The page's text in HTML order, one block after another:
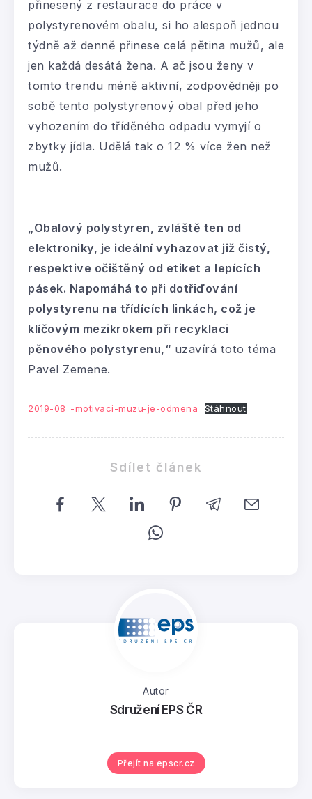
přinesený z restaurace do práce v
polystyrenovém obalu, si ho alespoň jednou
týdně až denně přinese celá pětina mužů, ale
jen každá desátá žena. A ač jsou ženy v
tomto trendu méně aktivní, zodpovědněji po
sobě tento polystyrenový obal před jeho
vyhozením do tříděného odpadu vymyjí o
zbytky jídla. Udělá tak o 12 % více žen než
mužů.
„Obalový polystyren, zvláště ten od
elektroniky, je ideální vyhazovat již čistý,
respektive očištěný od etiket a lepících
pásek. Napomáhá to při dotřiďování
polystyrenu na třídících linkách, což je
klíčovým mezikrokem při recyklaci
pěnového polystyrenu,“ uzavírá toto téma
Pavel Zemene.
2019-08_-motivaci-muzu-je-odmena Stáhnout
Sdílet článek
Autor
Sdružení EPS ČR
Přejít na epscr.cz